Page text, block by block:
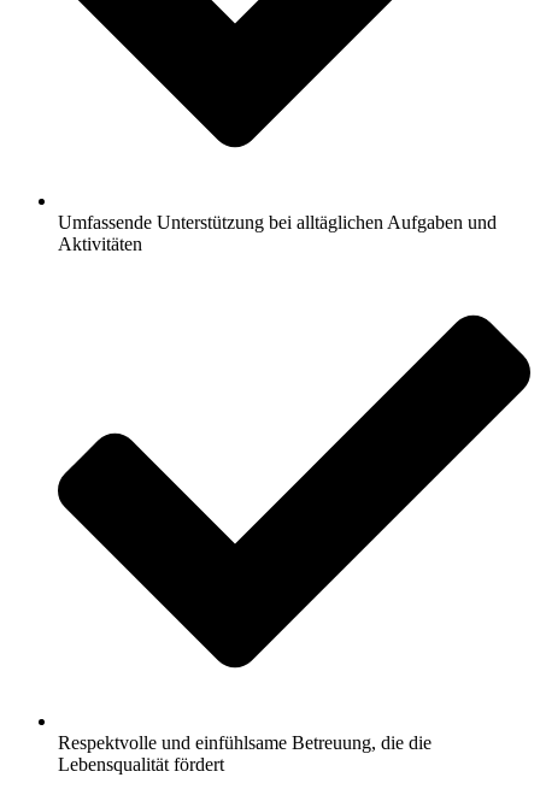
Umfassende Unterstützung bei alltäglichen Aufgaben und
Aktivitäten
Respektvolle und einfühlsame Betreuung, die die
Lebensqualität fördert